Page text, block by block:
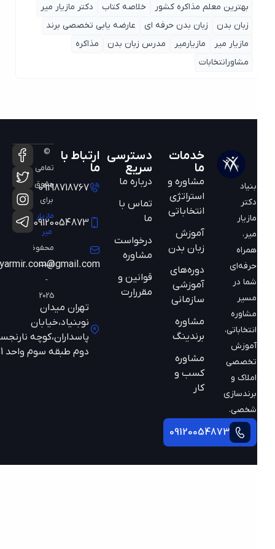
بهترین معلم مذاکره کشور
خلاصه کتاب
دکتر مازیار میر
زبان بدن
زبان بدن حرفه ای
عارضه یابی تخصصی برند
مازیار میر
مازیارمیر مدرس زبان بدن
مذاکره
مشاورانتخابات
مازیار
همراه
حرفه‌ای
شما در
مسیر
مشاوره
انتخاباتی،
آموزش
تخصصی
املاک و
برندسازی
شخصی.
09120054873
خدمات
مشاوره و
استراتژی
انتخاباتی
آموزش
زبان بدن
دوره‌های
آموزشی
سازمانی
مشاوره
برندینگ
مشاوره
کسب و
دسترسی
سریع
درباره ما
تماس با
ما
درخواست
مشاوره
قوانین و
مقررارت
ارتباط با
09198718767
09120054873
mazyarmir.com@gmail.com
تهران میدان
نوبنیاد،خیابان
پاسداران،کوچه نارنجستان
دوم طبقه سوم واحد 301
©
تمامی
حقوق
مازیار
محفوظ
است